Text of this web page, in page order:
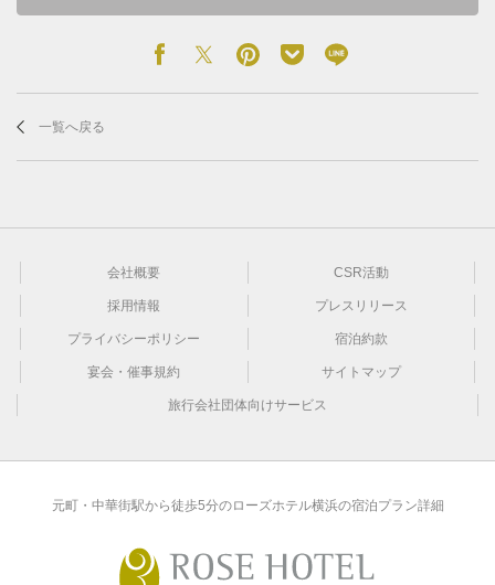
一覧へ戻る
会社概要 CSR活動
採用情報 プレスリリース
プライバシーポリシー 宿泊約款
宴会・催事規約 サイトマップ
旅行会社団体向けサービス
元町・中華街駅から徒歩5分のローズホテル横浜の宿泊プラン詳細